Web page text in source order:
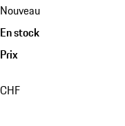
Nouveau
En stock
Prix
CHF